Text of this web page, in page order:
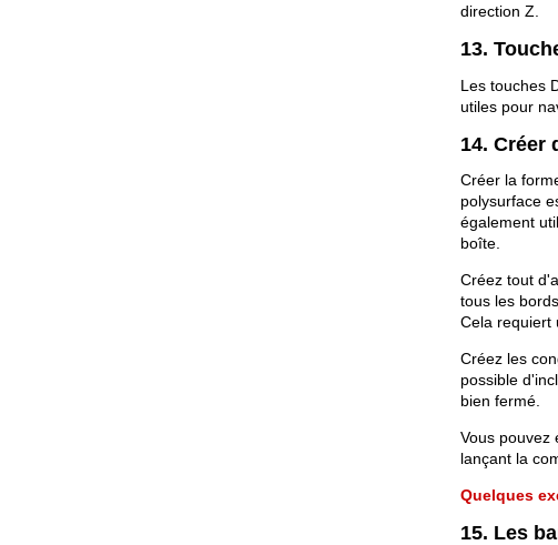
direction Z.
13.
Les touches
utiles pour
14. Créer
Créer la
polysurface
également
boîte.
Créez tout
tous les
Cela requiert
Créez les
possible
bien fermé.
Vous pouvez
lançant la
Quelques
15. Les